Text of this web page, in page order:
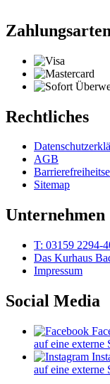
Zahlungsarten
Rechtliches
AGB
Sitemap
Unternehmen
T: 03159 2294-
Das Kurhaus
Impressum
Social Media
auf eine externe
auf eine externe